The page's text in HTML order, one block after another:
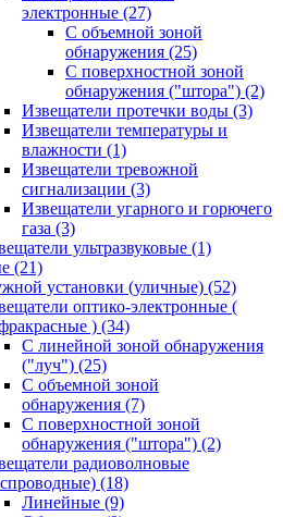
электронные (27)
С объемной зоной
обнаружения (25)
С поверхностной зоной
обнаружения ("штора") (2)
Извещатели протечки воды (3)
Извещатели температуры и
влажности (1)
Извещатели тревожной
сигнализации (3)
Извещатели угарного и горючего
газа (3)
ультразвуковые (1)
(21)
установки (уличные) (52)
оптико-электронные (
) (34)
С линейной зоной обнаружения
("луч") (25)
С объемной зоной
обнаружения (7)
С поверхностной зоной
обнаружения ("штора") (2)
радиоволновые
(18)
Линейные (9)